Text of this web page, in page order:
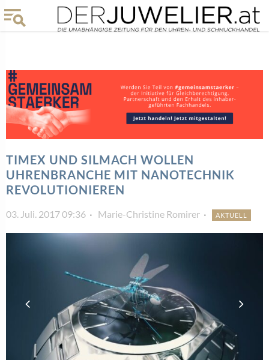
TIMEX UND SILMACH WOLLEN
UHRENBRANCHE MIT NANOTECHNIK
REVOLUTIONIEREN
03. Juli. 2017 09:36 Marie-Christine Romirer AKTUELL